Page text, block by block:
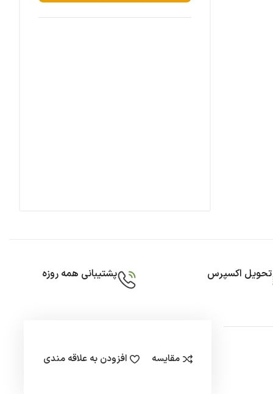
تحویل اکسپرس پشتیبانی همه روزه
مقایسه افزودن به علاقه مندی